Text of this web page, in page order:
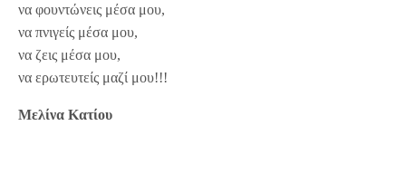
να φουντώνεις μέσα μου,
να πνιγείς μέσα μου,
να ζεις μέσα μου,
να ερωτευτείς μαζί μου!!!
Μελίνα Κατίου